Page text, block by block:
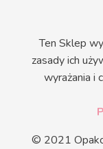
Ten Sklep
zasady ich
wyrażania i
© 2021